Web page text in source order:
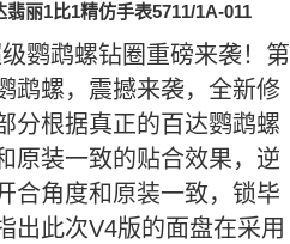
丽1比1精仿手表5711/1A-011
鹦鹉螺钻圈重磅来袭！第
鹉螺，震撼来袭，全新修
分根据真正的百达鹦鹉螺
原装一致的贴合效果，逆
合角度和原装一致，锁毕
出此次V4版的面盘在采用